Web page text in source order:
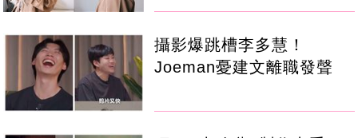
攝影爆跳槽李多慧！
Joeman憂建文離職發聲